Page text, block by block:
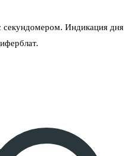
секундомером. Индикация дня